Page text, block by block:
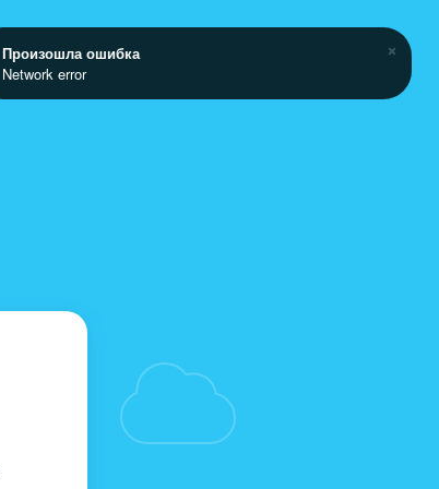
Произошла ошибка
Network error